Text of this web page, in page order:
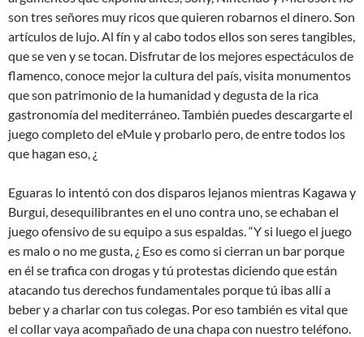
son tres señores muy ricos que quieren robarnos el dinero. Son
artículos de lujo. Al fín y al cabo todos ellos son seres tangibles,
que se ven y se tocan. Disfrutar de los mejores espectáculos de
flamenco, conoce mejor la cultura del país, visita monumentos
que son patrimonio de la humanidad y degusta de la rica
gastronomía del mediterráneo. También puedes descargarte el
juego completo del eMule y probarlo pero, de entre todos los
que hagan eso, ¿
Eguaras lo intentó con dos disparos lejanos mientras Kagawa y
Burgui, desequilibrantes en el uno contra uno, se echaban el
juego ofensivo de su equipo a sus espaldas. “Y si luego el juego
es malo o no me gusta, ¿ Eso es como si cierran un bar porque
en él se trafica con drogas y tú protestas diciendo que están
atacando tus derechos fundamentales porque tú ibas allí a
beber y a charlar con tus colegas. Por eso también es vital que
el collar vaya acompañado de una chapa con nuestro teléfono.